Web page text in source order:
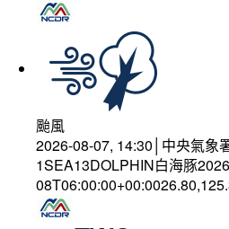
颱風
2026-08-07, 14:30│中央氣象
1SEA13DOLPHIN白海豚